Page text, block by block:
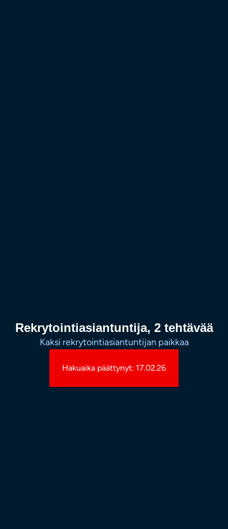
Rekrytointiasiantuntija, 2 tehtävää
Kaksi rekrytointiasiantuntijan paikkaa
Hakuaika päättynyt: 17.02.26